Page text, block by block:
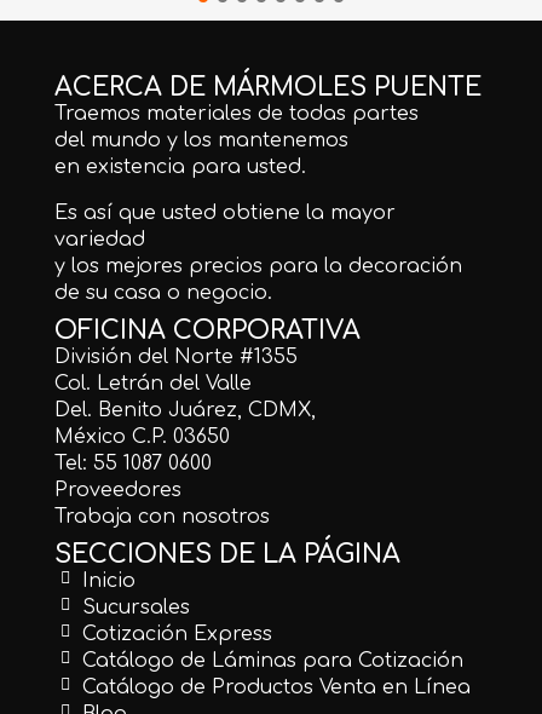
ACERCA DE MÁRMOLES PUENTE
Traemos materiales de todas partes
del mundo y los mantenemos
en existencia para usted.
Es así que usted obtiene la mayor
variedad
y los mejores precios para la decoración
de su casa o negocio.
OFICINA CORPORATIVA
División del Norte #1355
Col. Letrán del Valle
Del. Benito Juárez, CDMX,
México C.P. 03650
Tel: 55 1087 0600
Proveedores
Trabaja con nosotros
SECCIONES DE LA PÁGINA
Inicio
Sucursales
Cotización Express
Catálogo de Láminas para Cotización
Catálogo de Productos Venta en Línea